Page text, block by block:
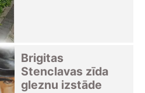
Brigitas
Stenclavas zīda
gleznu izstāde